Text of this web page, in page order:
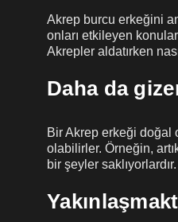
Akrep burcu erkeğini
onları etkileyen
Akrepler aldatırken
Daha da
Bir Akrep erkeği doğal
olabilirler. Örneğin,
bir şeyler saklıyorlardır.